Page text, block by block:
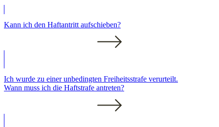
Kann ich den Haftantritt aufschieben?
Ich wurde zu einer unbedingten Freiheitsstrafe verurteilt.
Wann muss ich die Haftstrafe antreten?